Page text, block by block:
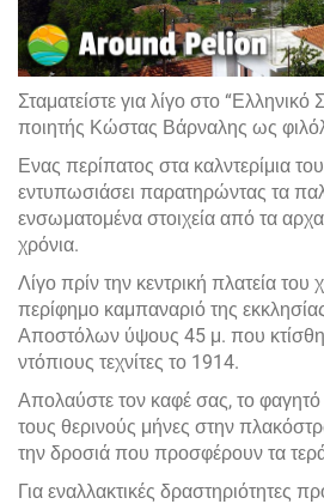
Σταματείστε για λίγο στο
ποιητής Κώστας Βάρναλης ως
Ενας περίπατος στα καλντερίμια
εντυπωσιάσει παρατηρώντας τα
ενσωματομένα στοιχεία από τα
χρόνια.
Λίγο πρίν την κεντρική πλατεία του
περίφημο καμπαναριό της
Αποστόλων ύψους 45 μ. που
ντόπιους τεχνίτες το 1914.
Απολαύστε τον καφέ σας, το
τους θερινούς μήνες στην
την δροσιά που προσφέρουν τα
Για εναλλακτικές δραστηριότητες